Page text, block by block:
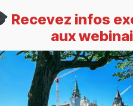
Recevez infos
aux